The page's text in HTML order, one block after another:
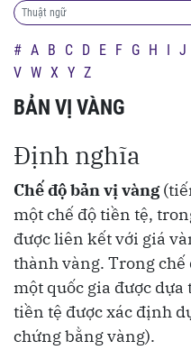
# A B C D E F G H I J
V W X Y Z
BẢN VỊ VÀNG
Định nghĩa
Chế độ bản vị vàng
một chế độ tiền tệ,
được liên kết với giá
thành vàng. Trong
một quốc gia được
tiền tệ được xác định
chứng bằng vàng).